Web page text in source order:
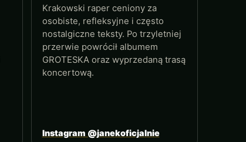
Krakowski raper ceniony za
osobiste, refleksyjne i często
nostalgiczne teksty. Po trzyletniej
przerwie powrócił albumem
GROTESKA oraz wyprzedaną trasą
koncertową.
Instagram @janekoficjalnie